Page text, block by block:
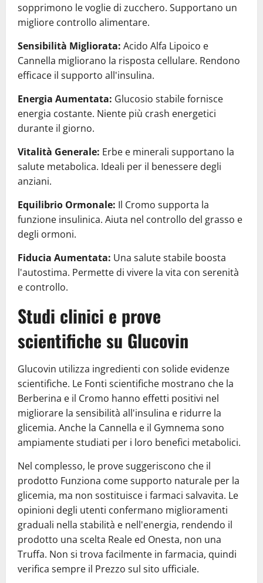
sopprimono le voglie di zucchero. Supportano un
migliore controllo alimentare.
Sensibilità Migliorata: Acido Alfa Lipoico e
Cannella migliorano la risposta cellulare. Rendono
efficace il supporto all'insulina.
Energia Aumentata: Glucosio stabile fornisce
energia costante. Niente più crash energetici
durante il giorno.
Vitalità Generale: Erbe e minerali supportano la
salute metabolica. Ideali per il benessere degli
anziani.
Equilibrio Ormonale: Il Cromo supporta la
funzione insulinica. Aiuta nel controllo del grasso e
degli ormoni.
Fiducia Aumentata: Una salute stabile boosta
l'autostima. Permette di vivere la vita con serenità
e controllo.
Studi clinici e prove
scientifiche su Glucovin
Glucovin utilizza ingredienti con solide evidenze
scientifiche. Le Fonti scientifiche mostrano che la
Berberina e il Cromo hanno effetti positivi nel
migliorare la sensibilità all'insulina e ridurre la
glicemia. Anche la Cannella e il Gymnema sono
ampiamente studiati per i loro benefici metabolici.
Nel complesso, le prove suggeriscono che il
prodotto Funziona come supporto naturale per la
glicemia, ma non sostituisce i farmaci salvavita. Le
opinioni degli utenti confermano miglioramenti
graduali nella stabilità e nell'energia, rendendo il
prodotto una scelta Reale ed Onesta, non una
Truffa. Non si trova facilmente in farmacia, quindi
verifica sempre il Prezzo sul sito ufficiale.